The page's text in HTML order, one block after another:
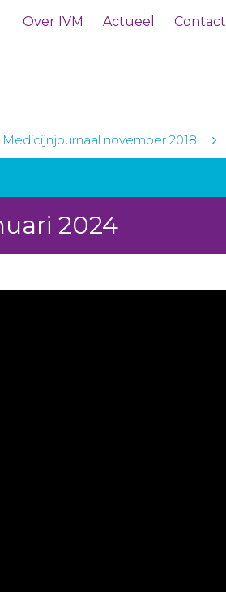
Over IVM Actueel Contact
Medicijnjournaal november 2018
2024